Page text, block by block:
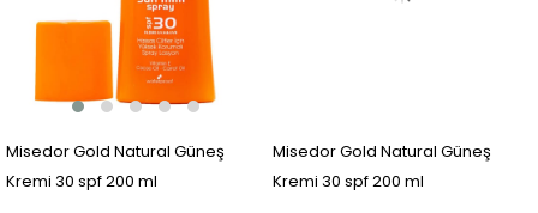
Misedor Gold Natural Güneş
Kremi 30 spf 200 ml
Misedor Gold Natural Güneş
Kremi 30 spf 200 ml